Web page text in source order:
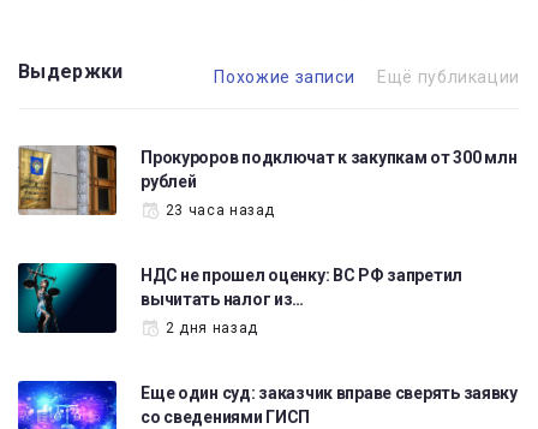
Выдержки Похожие записи Ещё публикации
Прокуроров подключат к закупкам от 300 млн
рублей
23 часа назад
НДС не прошел оценку: ВС РФ запретил
вычитать налог из…
2 дня назад
Еще один суд: заказчик вправе сверять заявку
со сведениями ГИСП